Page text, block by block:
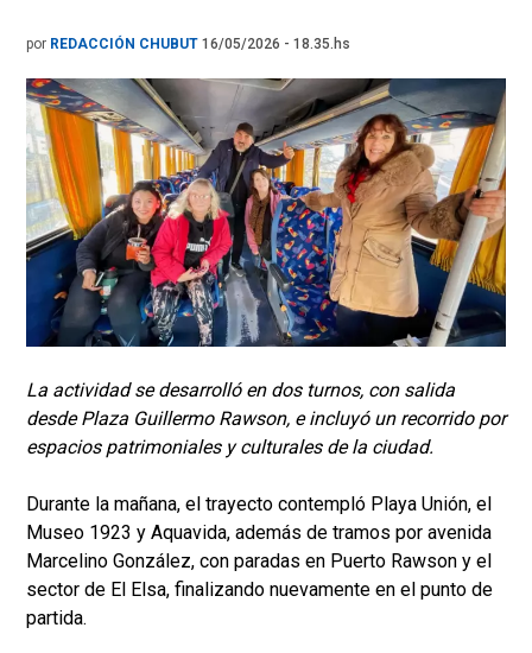
por REDACCIÓN CHUBUT 16/05/2026 - 18.35.hs
La actividad se desarrolló en dos turnos, con salida
desde Plaza Guillermo Rawson, e incluyó un recorrido por
espacios patrimoniales y culturales de la ciudad.
Durante la mañana, el trayecto contempló Playa Unión, el
Museo 1923 y Aquavida, además de tramos por avenida
Marcelino González, con paradas en Puerto Rawson y el
sector de El Elsa, finalizando nuevamente en el punto de
partida.